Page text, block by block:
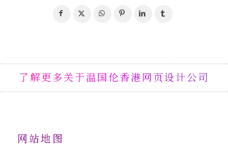
了解更多关于温国伦香港网页设计公司
网站地图